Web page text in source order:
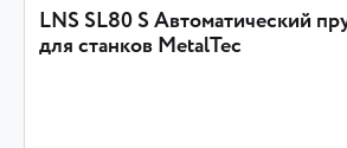
LNS SL80 S Автоматический
для станков MetalTec